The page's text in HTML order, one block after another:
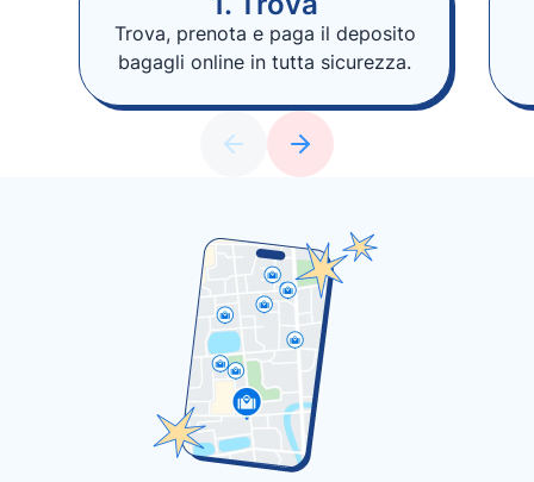
Trova, prenota e paga il deposito
bagagli online in tutta sicurezza.